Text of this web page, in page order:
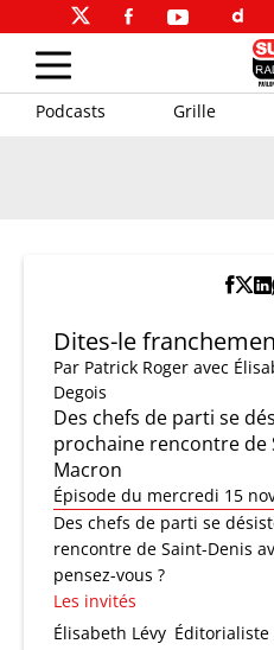
Podcasts Grille
Dites-le
Par Patrick Roger avec
Degois
Des chefs de parti se
prochaine rencontre de
Macron
Épisode du mercredi 15
Des chefs de parti se
rencontre de Saint-Denis
pensez-vous ?
Les invités
Élisabeth Lévy Éditorialiste